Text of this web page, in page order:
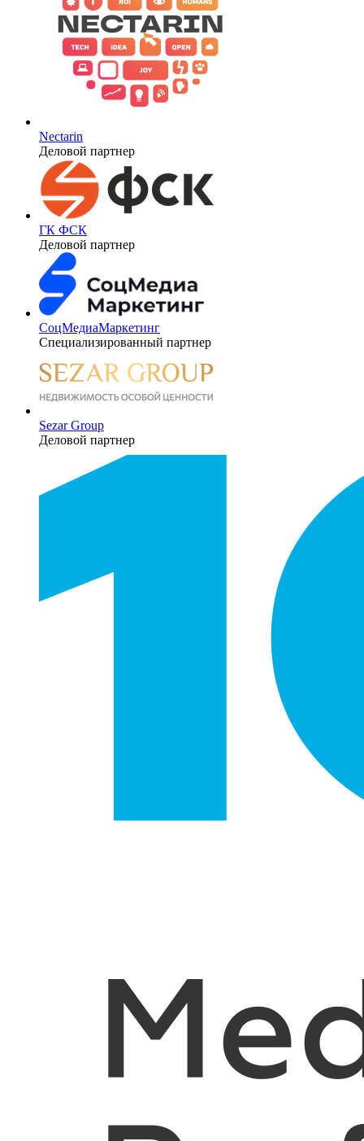
Nectarin
Деловой партнер
ГК ФСК
Деловой партнер
СоцМедиаМаркетинг
Специализированный партнер
Sezar Group
Деловой партнер